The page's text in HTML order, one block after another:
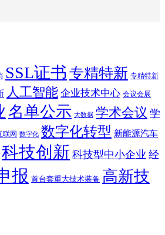
SSL证书 专精特新 专精特新
人工智能 企业技术中心 会议会展
名单公示 大数据 学术会议 学
联网 数字化 数字化转型 新能源汽车
科技创新 科技型中小企业 经
报 首台套重大技术装备 高新技